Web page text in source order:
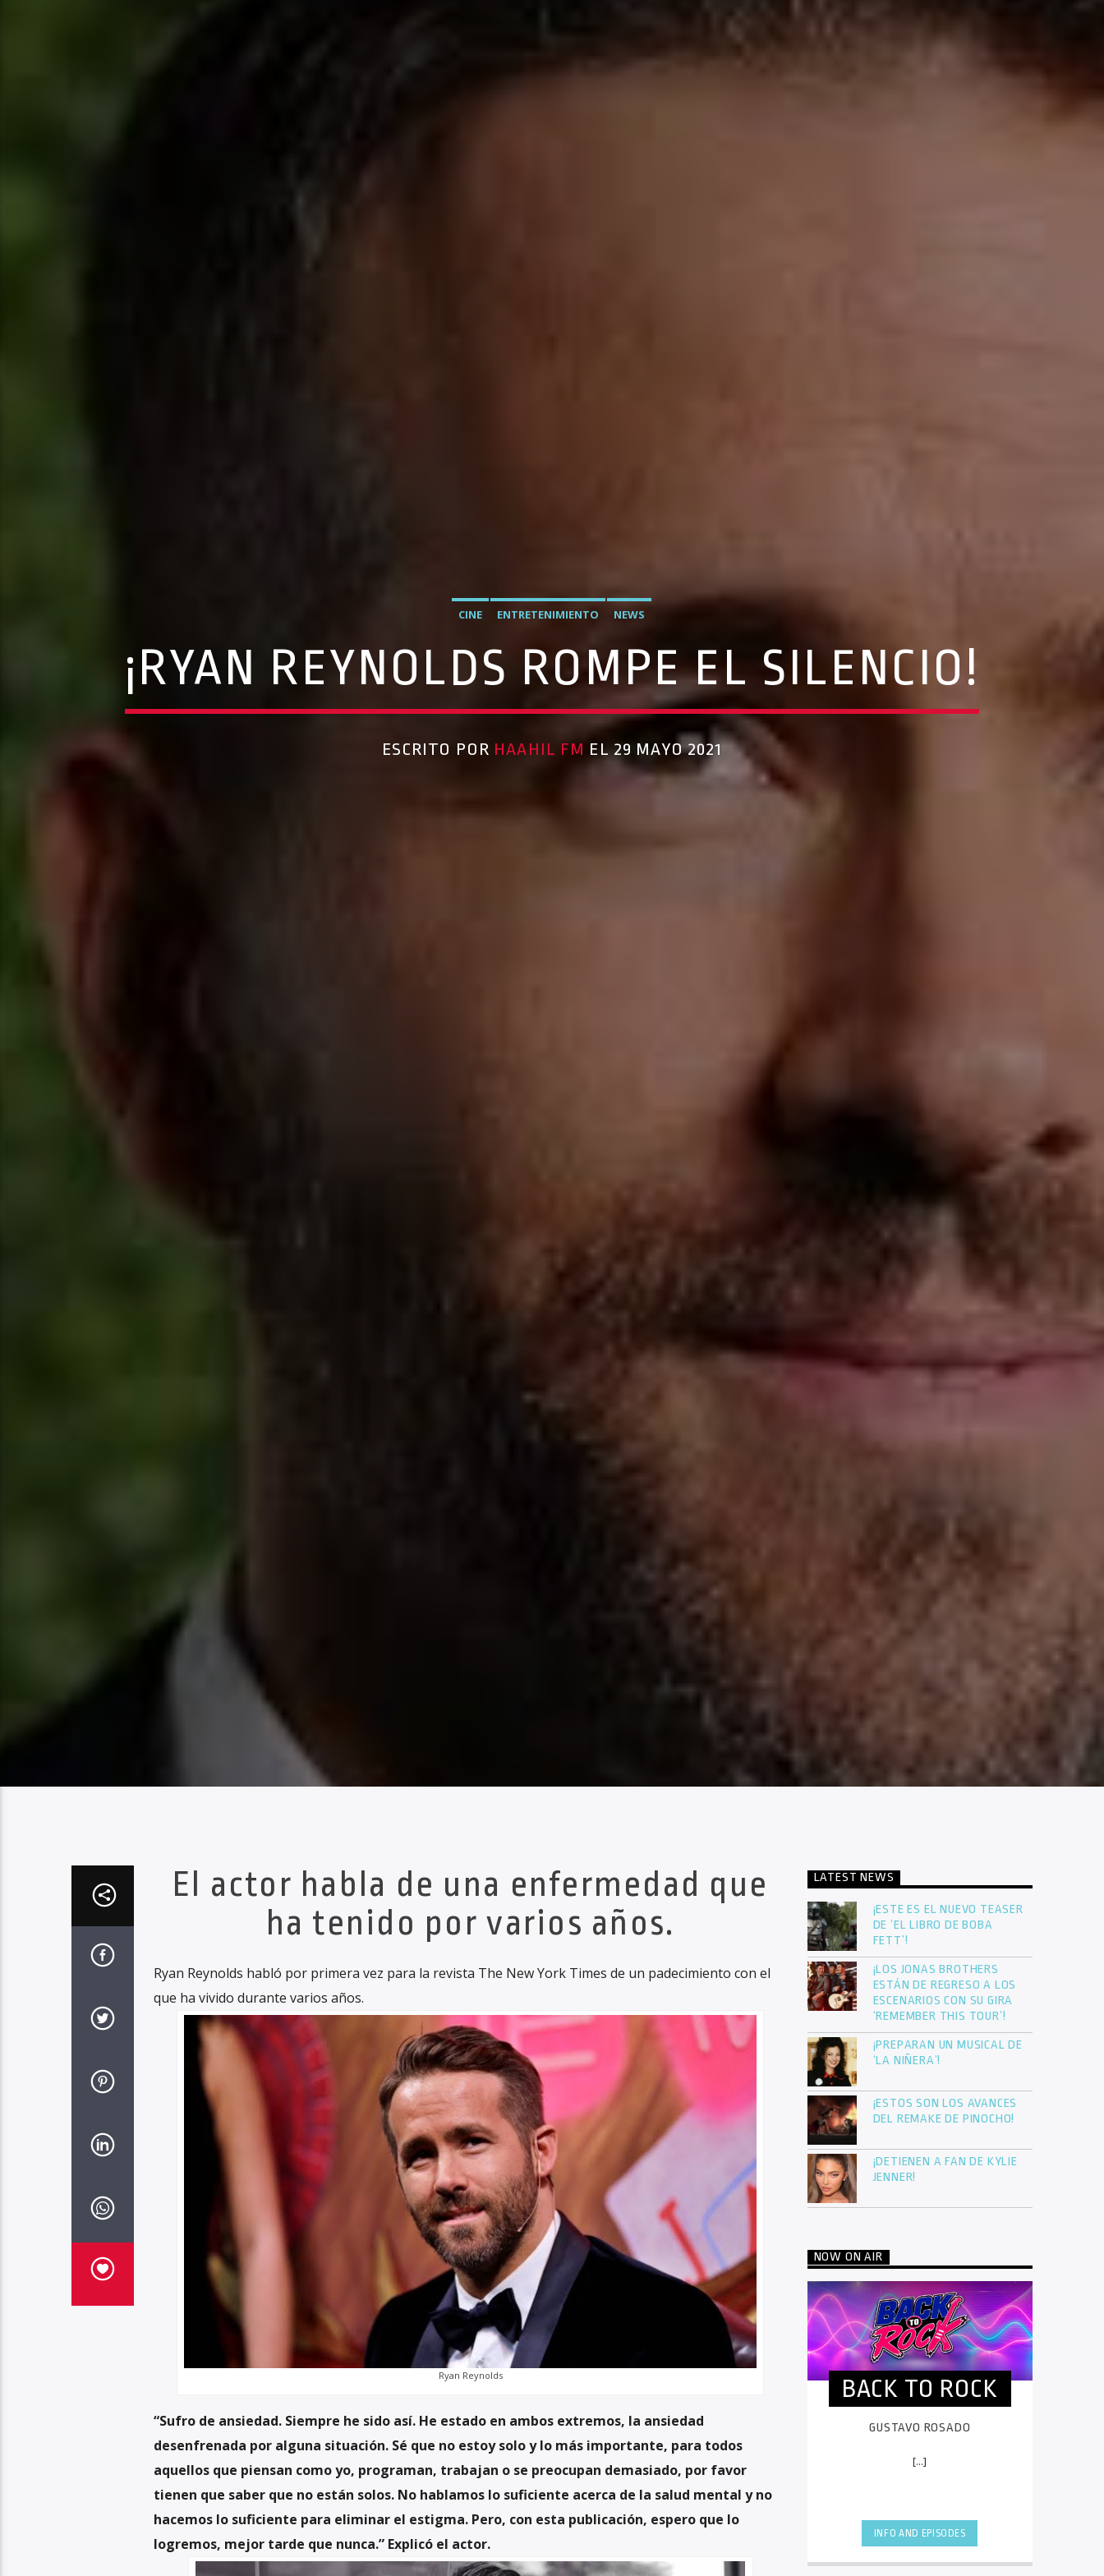
CINE ENTRETENIMIENTO NEWS
¡RYAN REYNOLDS ROMPE EL SILENCIO!
ESCRITO POR HAAHIL FM EL 29 MAYO 2021
El actor habla de una enfermedad que
ha tenido por varios años.
Ryan Reynolds habló por primera vez para la revista The New York Times de un padecimiento con el
que ha vivido durante varios años.
Ryan Reynolds
“Sufro de ansiedad. Siempre he sido así. He estado en ambos extremos, la ansiedad
desenfrenada por alguna situación. Sé que no estoy solo y lo más importante, para todos
aquellos que piensan como yo, programan, trabajan o se preocupan demasiado, por favor
tienen que saber que no están solos. No hablamos lo suficiente acerca de la salud mental y no
hacemos lo suficiente para eliminar el estigma. Pero, con esta publicación, espero que lo
logremos, mejor tarde que nunca.” Explicó el actor.
LATEST NEWS
¡ESTE ES EL NUEVO TEASER
DE ‘EL LIBRO DE BOBA
FETT’!
¡LOS JONAS BROTHERS
ESTÁN DE REGRESO A LOS
ESCENARIOS CON SU GIRA
‘REMEMBER THIS TOUR’!
¡PREPARAN UN MUSICAL DE
‘LA NIÑERA’!
¡ESTOS SON LOS AVANCES
DEL REMAKE DE PINOCHO!
¡DETIENEN A FAN DE KYLIE
JENNER!
NOW ON AIR
BACK TO ROCK
GUSTAVO ROSADO
[...]
INFO AND EPISODES